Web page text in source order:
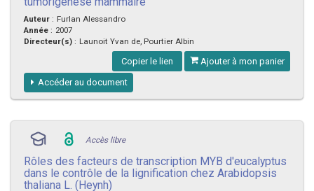
Auteur : Furlan Alessandro
Année : 2007
Directeur(s) : Launoit Yvan de, Pourtier Albin
Copier le lien Ajouter à mon panier
Accéder au document
Accès libre
Rôles des facteurs de transcription MYB d'eucalyptus
dans le contrôle de la lignification chez Arabidopsis
thaliana L. (Heynh)